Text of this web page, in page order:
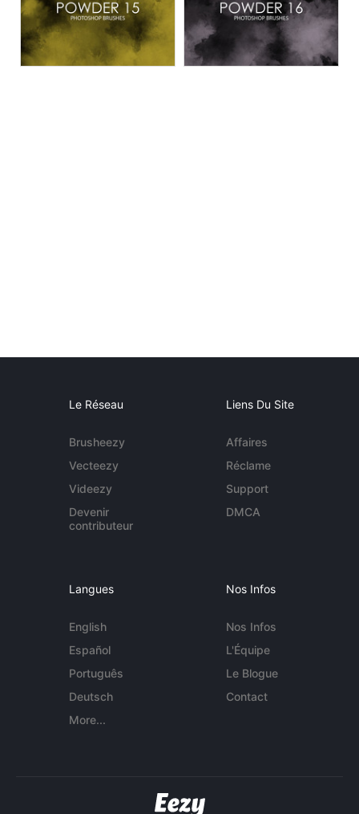
Le Réseau
Brusheezy
Vecteezy
Videezy
Devenir
contributeur
Liens Du Site
Affaires
Réclame
Support
DMCA
Langues
English
Español
Português
Deutsch
More...
Nos Infos
Nos Infos
L'Équipe
Le Blogue
Contact